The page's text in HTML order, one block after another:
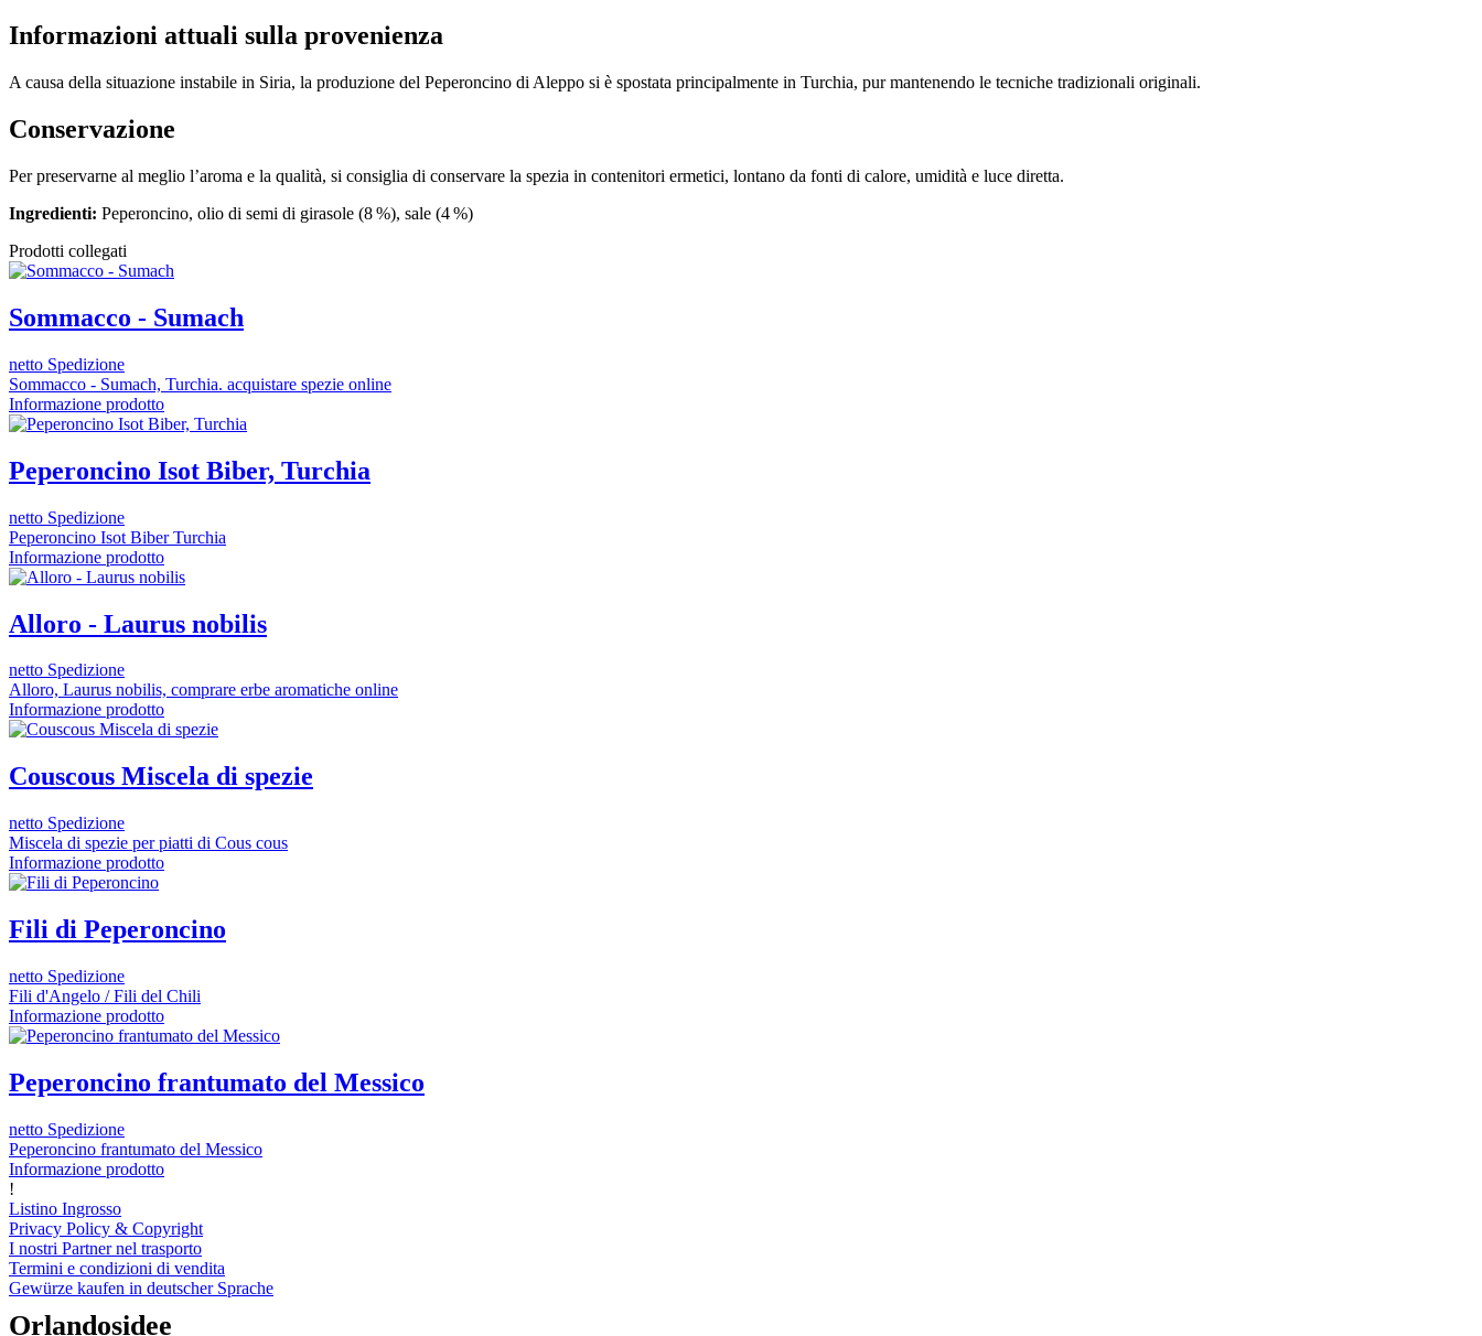
Informazioni attuali sulla provenienza
A causa della situazione instabile in Siria, la produzione del Peperoncino di Aleppo si è spostata principalmente in Turchia, pur mantenendo le tecniche tradizionali originali.
Conservazione
Per preservarne al meglio l’aroma e la qualità, si consiglia di conservare la spezia in contenitori ermetici, lontano da fonti di calore, umidità e luce diretta.
Ingredienti: Peperoncino, olio di semi di girasole (8 %), sale (4 %)
Prodotti collegati
Sommacco - Sumach
netto Spedizione
Sommacco - Sumach, Turchia. acquistare spezie online
Informazione prodotto
Peperoncino Isot Biber, Turchia
netto Spedizione
Peperoncino Isot Biber Turchia
Informazione prodotto
Alloro - Laurus nobilis
netto Spedizione
Alloro, Laurus nobilis, comprare erbe aromatiche online
Informazione prodotto
Couscous Miscela di spezie
netto Spedizione
Miscela di spezie per piatti di Cous cous
Informazione prodotto
Fili di Peperoncino
netto Spedizione
Fili d'Angelo / Fili del Chili
Informazione prodotto
Peperoncino frantumato del Messico
netto Spedizione
Peperoncino frantumato del Messico
Informazione prodotto
!
Listino Ingrosso
Privacy Policy & Copyright
I nostri Partner nel trasporto
Termini e condizioni di vendita
Gewürze kaufen in deutscher Sprache
Orlandosidee